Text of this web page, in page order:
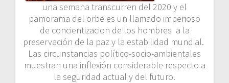
una semana transcurren del 2020 y el
pamorama del orbe es un llamado imperioso
de concientizacion de los hombres a la
preservación de la paz y la estabilidad mundial.
Las circunstancias político-socio-ambientales
muestran una inflexión considerable respecto a
la seguridad actual y del futuro.